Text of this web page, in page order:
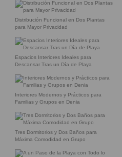
Distribución Funcional en Dos Plantas
para Mayor Privacidad
Espacios Interiores Ideales para
Descansar Tras un Día de Playa
Interiores Modernos y Prácticos para
Familias y Grupos en Denia
Tres Dormitorios y Dos Baños para
Máxima Comodidad en Grupo